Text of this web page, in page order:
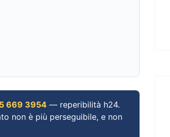
669 3954 — reperibilità h24.
non è più perseguibile, e non